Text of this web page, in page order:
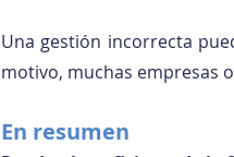
Una gestión incorrecta
motivo, muchas empresas
En resumen